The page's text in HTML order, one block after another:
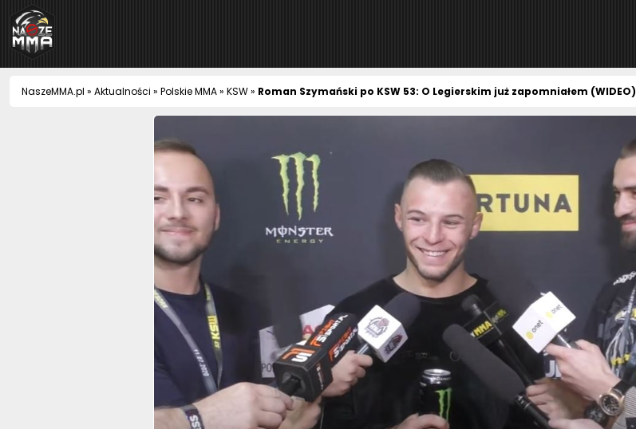
NaszeMMA
NaszeMMA.pl » Aktualności » Polskie MMA» KSW» Roman Szymański po KSW 53: O Legierskim już zapomniałem (WIDEO)